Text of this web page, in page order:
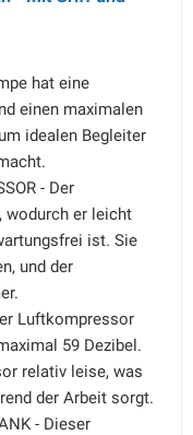
hat eine
einen maximalen
idealen Begleiter
- Der
er leicht
ist. Sie
und der
Luftkompressor
59 Dezibel.
relativ leise, was
der Arbeit sorgt.
- Dieser